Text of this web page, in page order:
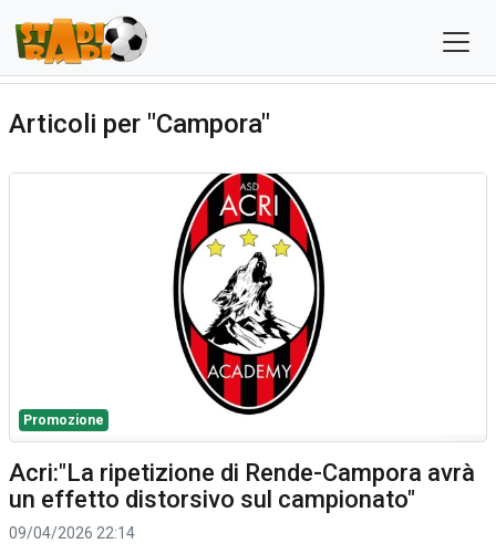
Articoli per "Campora"
Promozione
Acri:"La ripetizione di Rende-Campora avrà
un effetto distorsivo sul campionato"
09/04/2026 22:14